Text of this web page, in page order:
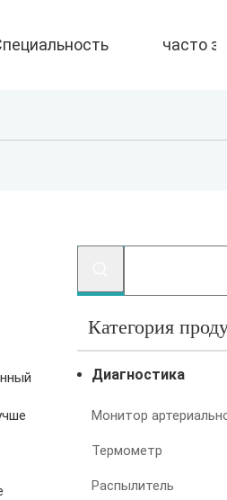
часто
Категория
Диагностика
Монитор
Термометр
Распылитель